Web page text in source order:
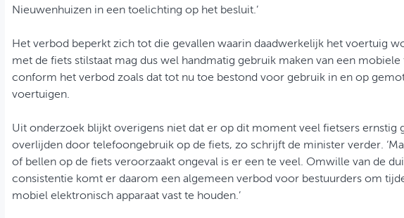
Nieuwenhuizen in een toelichting op het besluit.’
Het verbod beperkt zich tot die gevallen waarin daadwerkelijk het voertuig
met de fiets stilstaat mag dus wel handmatig gebruik maken van een
conform het verbod zoals dat tot nu toe bestond voor gebruik in en op
voertuigen.
Uit onderzoek blijkt overigens niet dat er op dit moment veel fietsers ernstig
overlijden door telefoongebruik op de fiets, zo schrijft de minister verder.
of bellen op de fiets veroorzaakt ongeval is er een te veel. Omwille van de
consistentie komt er daarom een algemeen verbod voor bestuurders om
mobiel elektronisch apparaat vast te houden.’